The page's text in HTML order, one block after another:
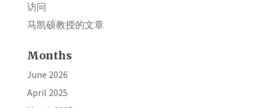
访问
马凯硕教授的文章
Months
June 2026
April 2025